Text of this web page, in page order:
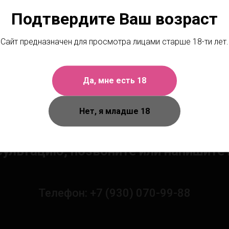
Подтвердите Ваш возраст
Сайт предназначен для просмотра лицами старше 18-ти лет.
Да, мне есть 18
Нет, я младше 18
позвоните или